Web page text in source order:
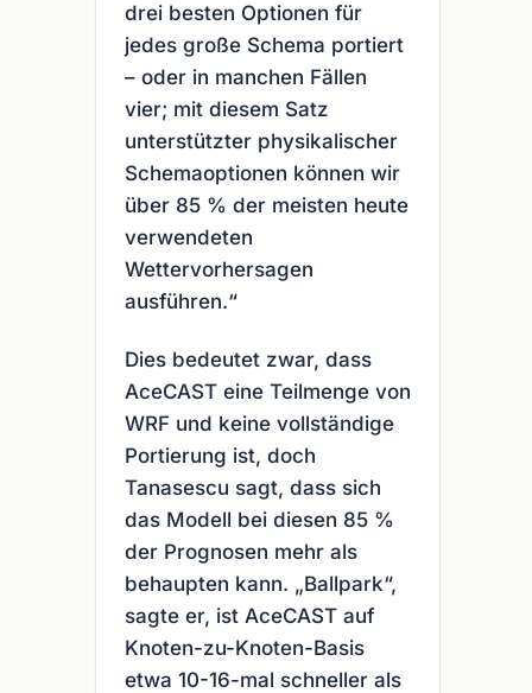
drei besten Optionen für
jedes große Schema portiert
– oder in manchen Fällen
vier; mit diesem Satz
unterstützter physikalischer
Schemaoptionen können wir
über 85 % der meisten heute
verwendeten
Wettervorhersagen
ausführen.“
Dies bedeutet zwar, dass
AceCAST eine Teilmenge von
WRF und keine vollständige
Portierung ist, doch
Tanasescu sagt, dass sich
das Modell bei diesen 85 %
der Prognosen mehr als
behaupten kann. „Ballpark“,
sagte er, ist AceCAST auf
Knoten-zu-Knoten-Basis
etwa 10-16-mal schneller als